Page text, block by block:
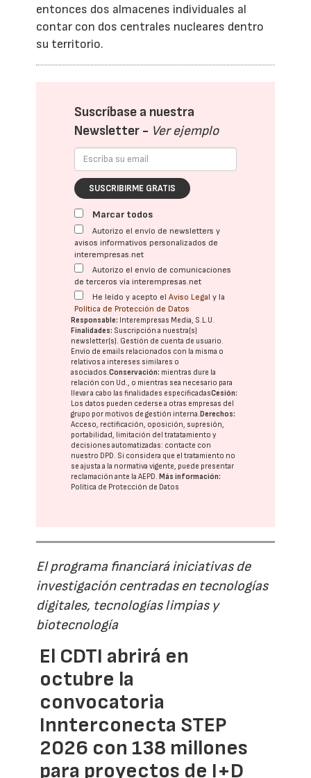
entonces dos almacenes individuales al
contar con dos centrales nucleares dentro
su territorio.
Suscríbase a nuestra
Newsletter - Ver ejemplo
SUSCRIBIRME GRATIS
Marcar todos
Autorizo el envío de newsletters y
avisos informativos personalizados de
interempresas.net
Autorizo el envío de comunicaciones
de terceros vía interempresas.net
He leído y acepto elAviso Legal y la
Política de Protección de Datos
Responsable: Interempresas Media, S.L.U.
Finalidades: Suscripción a nuestra(s)
newsletter(s). Gestión de cuenta de usuario.
Envío de emails relacionados con la misma o
relativos a intereses similares o
asociados.Conservación: mientras dure la
relación con Ud., o mientras sea necesario para
llevar a cabo las finalidades especificadasCesión:
Los datos pueden cederse a otras empresas del
grupo por motivos de gestión interna.Derechos:
Acceso, rectificación, oposición, supresión,
portabilidad, limitación del tratatamiento y
decisiones automatizadas: contacte con
nuestro DPD. Si considera que el tratamiento no
se ajusta a la normativa vigente, puede presentar
reclamación ante laAEPD.Más información:
Política de Protección de Datos
El programa financiará iniciativas de
investigación centradas en tecnologías
digitales, tecnologías limpias y
biotecnología
El CDTI abrirá en
octubre la
convocatoria
Innterconecta STEP
2026 con 138 millones
para proyectos de I+D